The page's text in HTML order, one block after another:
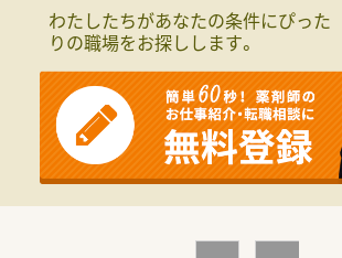
■全方面で地域医療に貢献したい、そんな方
す。
わたしたちがあなたの条件にぴった
りの職場をお探しします。